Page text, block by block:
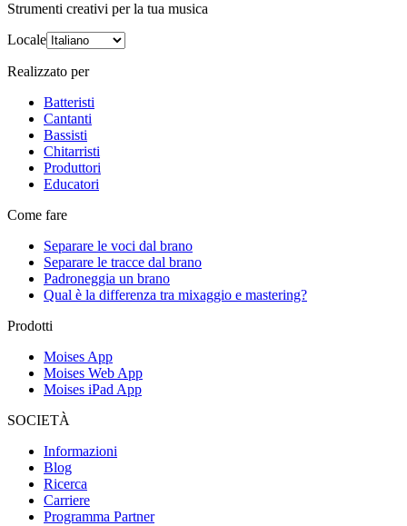
Strumenti creativi per la tua musica
Locale
Realizzato per
Batteristi
Cantanti
Bassisti
Chitarristi
Produttori
Educatori
Come fare
Separare le voci dal brano
Separare le tracce dal brano
Padroneggia un brano
Qual è la differenza tra mixaggio e mastering?
Prodotti
Moises App
Moises Web App
Moises iPad App
SOCIETÀ
Informazioni
Blog
Ricerca
Carriere
Programma Partner